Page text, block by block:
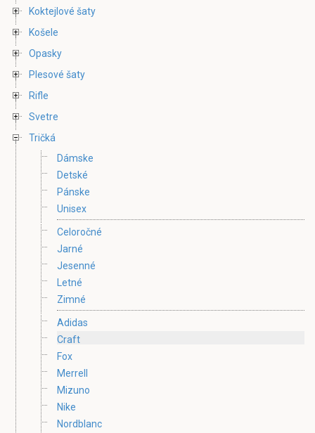
Koktejlové šaty
Košele
Opasky
Plesové šaty
Rifle
Svetre
Tričká
Dámske
Detské
Pánske
Unisex
Celoročné
Jarné
Jesenné
Letné
Zimné
Adidas
Craft
Fox
Merrell
Mizuno
Nike
Nordblanc